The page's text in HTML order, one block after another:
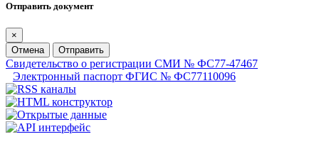
Отправить документ
×
Отмена
Отправить
Свидетельство о регистрации СМИ № ФС77-47467
Электронный паспорт ФГИС № ФС77110096